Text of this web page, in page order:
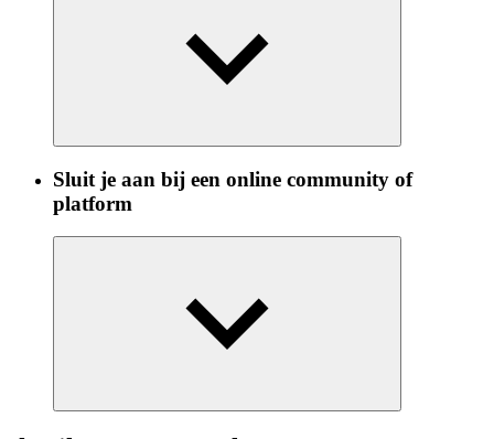
Sluit je aan bij een online community of
platform